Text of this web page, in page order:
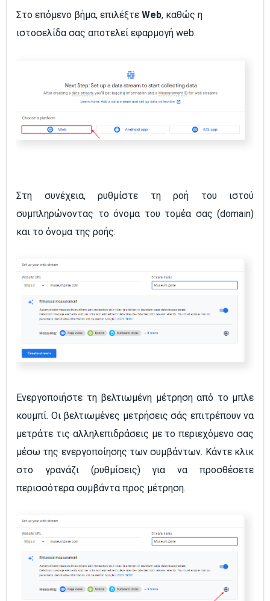
Στο επόμενο βήμα, επιλέξτε Web, καθώς η
ιστοσελίδα σας αποτελεί εφαρμογή web.
Στη συνέχεια, ρυθμίστε τη ροή του ιστού
συμπληρώνοντας το όνομα του τομέα σας (domain)
και το όνομα της ροής:
Ενεργοποιήστε τη βελτιωμένη μέτρηση από το μπλε
κουμπί. Οι βελτιωμένες μετρήσεις σάς επιτρέπουν να
μετράτε τις αλληλεπιδράσεις με το περιεχόμενο σας
μέσω της ενεργοποίησης των συμβάντων. Κάντε κλικ
στο γρανάζι (ρυθμίσεις) για να προσθέσετε
περισσότερα συμβάντα προς μέτρηση.